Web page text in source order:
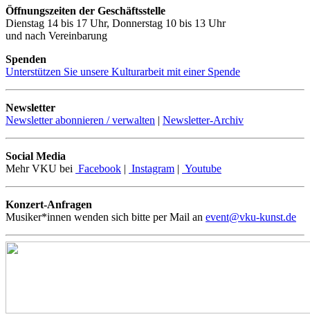
Öffnungszeiten der Geschäftsstelle
Dienstag 14 bis 17 Uhr, Donnerstag 10 bis 13 Uhr
und nach Vereinbarung
Spenden
Unterstützen Sie unsere Kulturarbeit mit einer Spende
Newsletter
Newsletter abonnieren / verwalten
Newsletter-Archiv
Social Media
Mehr VKU bei Facebook Instagram Youtube
Konzert-Anfragen
Musiker*innen wenden sich bitte per Mail an event@vku-kunst.de